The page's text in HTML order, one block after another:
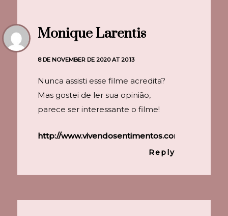
Monique Larentis
8 DE NOVEMBER DE 2020 AT 20:13
Nunca assisti esse filme acredita?
Mas gostei de ler sua opinião,
parece ser interessante o filme!
http://www.vivendosentimentos.com.br
Reply